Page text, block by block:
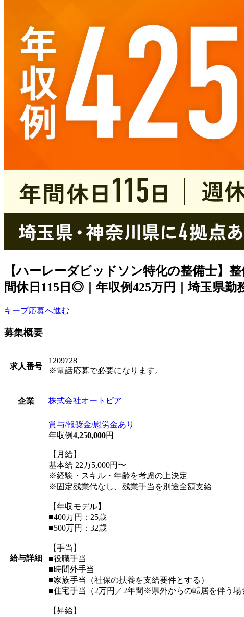
【ハーレーダビッドソン特化の整備士】
間休日115日◎｜年収例425万円｜埼玉県勤
キープ応募へ進む
募集概要
求人番号
1209728
※電話応募で必要になります。
企業 株式会社オートピア
給与詳細
賞与/報奨金/慰労金あり
年収例4,250,000円
【月給】
基本給 22万5,000円〜
※経験・スキル・年齢を考慮の上決定
※固定残業代なし、残業手当を別途全額支給
【年収モデル】
■400万円：25歳
■500万円：32歳
【手当】
■役職手当
■時間外手当
■家族手当（社保の扶養を支給要件とする）
■住宅手当（2万円／2年間※県外からの転居を伴う場
【昇給】